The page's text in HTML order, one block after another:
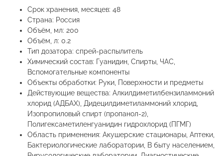
Срок хранения, месяцев: 48
Страна: Россия
Объём, мл: 200
Объём, л: 0.2
Тип дозатора: спрей-распылитель
Химический состав: Гуанидин, Спирты, ЧАС,
Вспомогательные компоненты
Объекты обработки: Руки, Поверхности и предметы
Действующие вещества: Алкилдиметилбензиламмоний
хлорид (АДБАХ), Дидецилдиметиламмоний хлорид,
Изопропиловый спирт (пропанол-2),
Полигексаметиленгуанидин гидрохлорид (ПГМГ)
Область применения: Акушерские стационары, Аптеки,
Бактериологические лаборатории, В быту населением,